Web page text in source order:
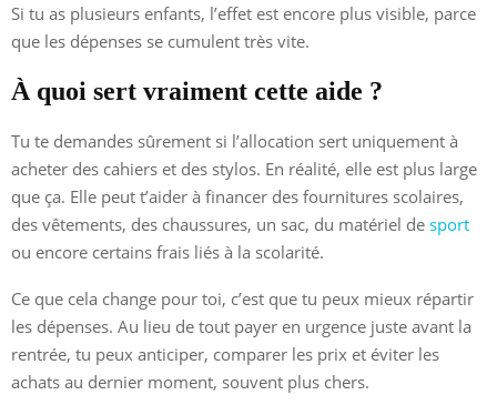
Si tu as plusieurs enfants, l’effet est encore plus visible, parce
que les dépenses se cumulent très vite.
À quoi sert vraiment cette aide ?
Tu te demandes sûrement si l’allocation sert uniquement à
acheter des cahiers et des stylos. En réalité, elle est plus large
que ça. Elle peut t’aider à financer des fournitures scolaires,
des vêtements, des chaussures, un sac, du matériel de sport
ou encore certains frais liés à la scolarité.
Ce que cela change pour toi, c’est que tu peux mieux répartir
les dépenses. Au lieu de tout payer en urgence juste avant la
rentrée, tu peux anticiper, comparer les prix et éviter les
achats au dernier moment, souvent plus chers.